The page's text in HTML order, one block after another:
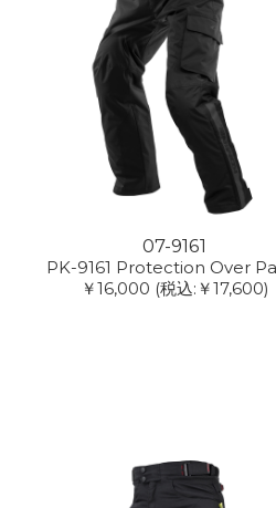
07-9161
PK-9161 Protection Over
￥16,000 (税込:￥17,600)